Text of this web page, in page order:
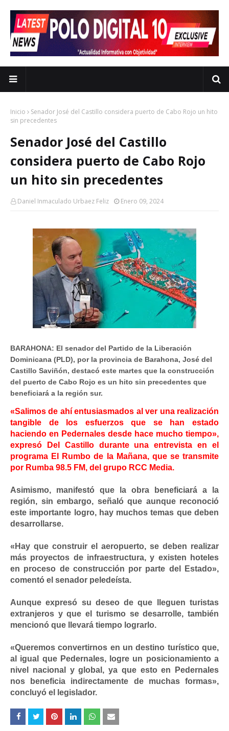
Inicio
Senador José del Castillo considera puerto de Cabo Rojo un hito
sin precedentes
Senador José del Castillo
considera puerto de Cabo Rojo
un hito sin precedentes
Daniel Inmaculado Urbaez Feliz Enero 09, 2024
BARAHONA: El senador del Partido de la Liberación
Dominicana (PLD), por la provincia de Barahona, José del
Castillo Saviñón, destacó este martes que la construcción
del puerto de Cabo Rojo es un hito sin precedentes que
beneficiará a la región sur.
«Salimos de ahí entusiasmados al ver una realización
tangible de los esfuerzos que se han estado
haciendo en Pedernales desde hace mucho tiempo»,
expresó Del Castillo durante una entrevista en el
programa El Rumbo de la Mañana, que se transmite
por Rumba 98.5 FM, del grupo RCC Media.
Asimismo, manifestó que la obra beneficiará a la
región, sin embargo, señaló que aunque reconoció
este importante logro, hay muchos temas que deben
desarrollarse.
«Hay que construir el aeropuerto, se deben realizar
más proyectos de infraestructura, y existen hoteles
en proceso de construcción por parte del Estado»,
comentó el senador peledeísta.
Aunque expresó su deseo de que lleguen turistas
extranjeros y que el turismo se desarrolle, también
mencionó que llevará tiempo lograrlo.
«Queremos convertirnos en un destino turístico que,
al igual que Pedernales, logre un posicionamiento a
nivel nacional y global, ya que esto en Pedernales
nos beneficia indirectamente de muchas formas»,
concluyó el legislador.